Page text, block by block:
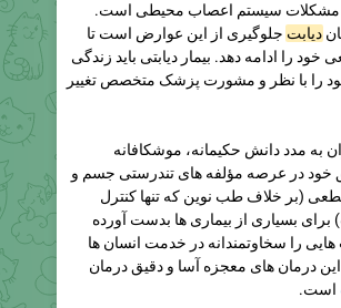
مشکلات سیستم اعصاب محیطی است.
دیابت جلوگیری از این عوارض است تا
خود را ادامه دهد. بیمار دیابتی باید زندگی
را با نظر و مشورت پزشک متخصص تغییر
به مدد دانش حکیمانه، موشکافانه
خود در عرصه مؤلفه های تندرستی جسم و
(بر خلاف طب نوین که تنها کنترل
برای بسیاری از بیماری ها بدست آورده
را سخاوتمندانه در خدمت انسان ها
درمان های معجزه آسا و دقیق درمان
است.